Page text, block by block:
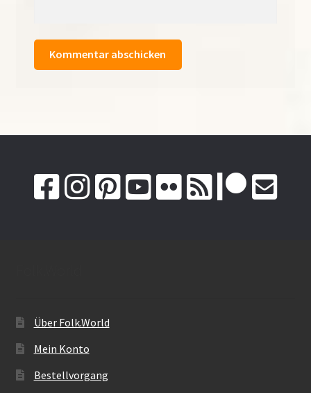
Über Folk.World
Mein Konto
Bestellvorgang